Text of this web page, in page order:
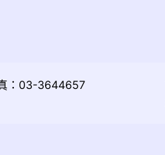
：03-3644657